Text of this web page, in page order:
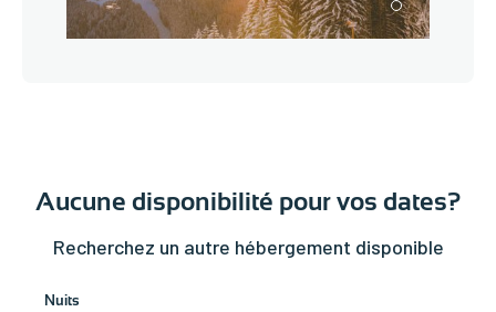
1
Aucune disponibilité pour vos dates?
Recherchez un autre hébergement disponible
Nuits